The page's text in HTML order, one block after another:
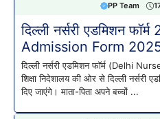
PP Team
दिल्ली नर्सरी एडमिशन
Admission Form
दिल्ली नर्सरी एडमिशन फॉर्म (Delhi
शिक्षा निदेशालय की ओर से दिल्ली नर्सरी
दिए जाएंगे। माता-पिता अपने बच्चों ...